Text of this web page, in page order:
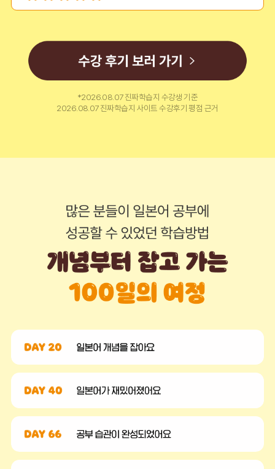
수
강
후
기
보
러
가
*2026.08.07 진짜학습지 수강생 기준
2026.08.07 진짜학습지 사이트 수강후기 평점 근거
수강생 박승*
체계적인 커리큘럼, 그리고 짧은 수강시간! 부담없이 시작하기 굿!